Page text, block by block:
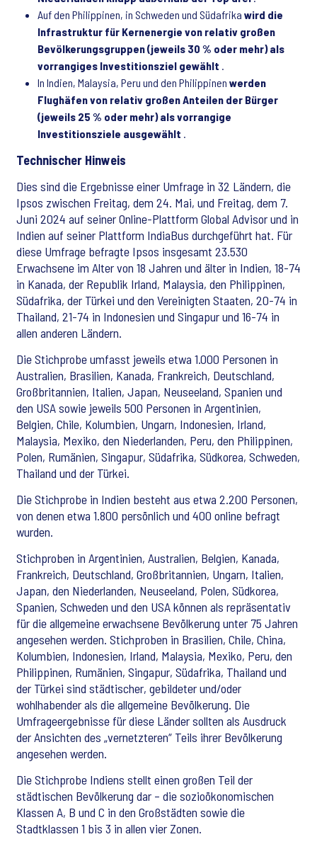
Auf den Philippinen, in Schweden und Südafrika wird die
Infrastruktur für Kernenergie von relativ großen
Bevölkerungsgruppen (jeweils 30 % oder mehr) als
vorrangiges Investitionsziel gewählt .
In Indien, Malaysia, Peru und den Philippinen werden
Flughäfen von relativ großen Anteilen der Bürger
(jeweils 25 % oder mehr) als vorrangige
Investitionsziele ausgewählt .
Technischer Hinweis
Dies sind die Ergebnisse einer Umfrage in 32 Ländern, die
Ipsos zwischen Freitag, dem 24. Mai, und Freitag, dem 7.
Juni 2024 auf seiner Online-Plattform Global Advisor und in
Indien auf seiner Plattform IndiaBus durchgeführt hat. Für
diese Umfrage befragte Ipsos insgesamt 23.530
Erwachsene im Alter von 18 Jahren und älter in Indien, 18-74
in Kanada, der Republik Irland, Malaysia, den Philippinen,
Südafrika, der Türkei und den Vereinigten Staaten, 20-74 in
Thailand, 21-74 in Indonesien und Singapur und 16-74 in
allen anderen Ländern.
Die Stichprobe umfasst jeweils etwa 1.000 Personen in
Australien, Brasilien, Kanada, Frankreich, Deutschland,
Großbritannien, Italien, Japan, Neuseeland, Spanien und
den USA sowie jeweils 500 Personen in Argentinien,
Belgien, Chile, Kolumbien, Ungarn, Indonesien, Irland,
Malaysia, Mexiko, den Niederlanden, Peru, den Philippinen,
Polen, Rumänien, Singapur, Südafrika, Südkorea, Schweden,
Thailand und der Türkei.
Die Stichprobe in Indien besteht aus etwa 2.200 Personen,
von denen etwa 1.800 persönlich und 400 online befragt
wurden.
Stichproben in Argentinien, Australien, Belgien, Kanada,
Frankreich, Deutschland, Großbritannien, Ungarn, Italien,
Japan, den Niederlanden, Neuseeland, Polen, Südkorea,
Spanien, Schweden und den USA können als repräsentativ
für die allgemeine erwachsene Bevölkerung unter 75 Jahren
angesehen werden. Stichproben in Brasilien, Chile, China,
Kolumbien, Indonesien, Irland, Malaysia, Mexiko, Peru, den
Philippinen, Rumänien, Singapur, Südafrika, Thailand und
der Türkei sind städtischer, gebildeter und/oder
wohlhabender als die allgemeine Bevölkerung. Die
Umfrageergebnisse für diese Länder sollten als Ausdruck
der Ansichten des „vernetzteren“ Teils ihrer Bevölkerung
angesehen werden.
Die Stichprobe Indiens stellt einen großen Teil der
städtischen Bevölkerung dar – die sozioökonomischen
Klassen A, B und C in den Großstädten sowie die
Stadtklassen 1 bis 3 in allen vier Zonen.